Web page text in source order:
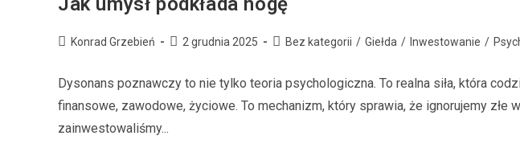
Konrad Grzebień 2 grudnia 2025 Bez kategorii / Giełda / Inwestowanie /
Dysonans poznawczy to nie tylko teoria psychologiczna. To realna siła, która
finansowe, zawodowe, życiowe. To mechanizm, który sprawia, że ignorujemy złe
zainwestowaliśmy...